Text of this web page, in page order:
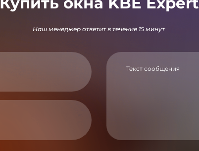
Наш менеджер ответит в течение 15 минут